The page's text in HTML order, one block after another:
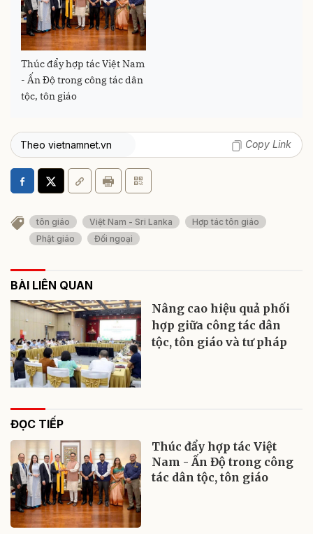
Thúc đẩy hợp tác Việt Nam
- Ấn Độ trong công tác dân
tộc, tôn giáo
Theo vietnamnet.vn Copy Link
tôn giáo Việt Nam - Sri Lanka
Hợp tác tôn giáo
Phật giáo
Đối ngoại
BÀI LIÊN QUAN
Nâng cao hiệu quả phối
hợp giữa công tác dân
tộc, tôn giáo và tư pháp
ĐỌC TIẾP
Thúc đẩy hợp tác Việt
Nam - Ấn Độ trong công
tác dân tộc, tôn giáo